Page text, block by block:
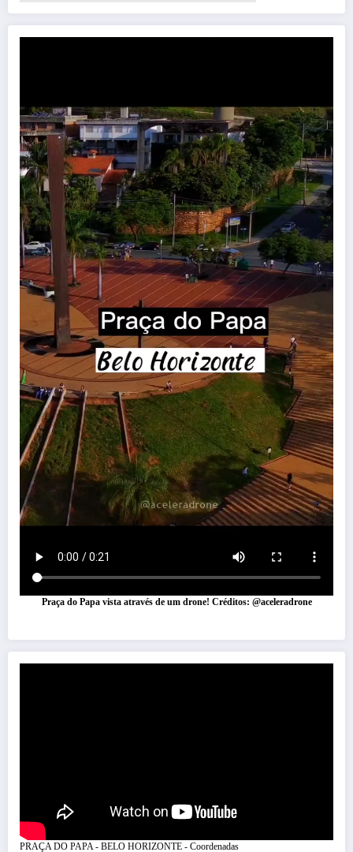
Praça do Papa vista através de um drone! Créditos: @aceleradrone
PRAÇA DO PAPA - BELO HORIZONTE - Coordenadas